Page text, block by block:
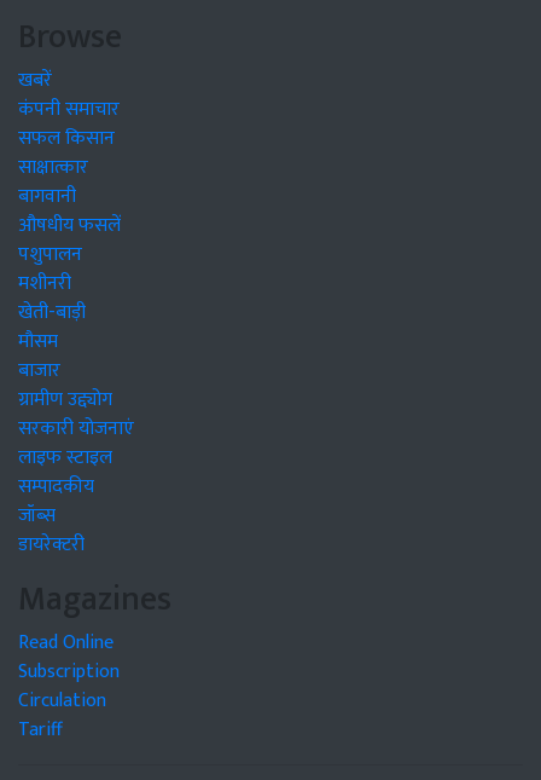
Browse
खबरें
कंपनी समाचार
सफल किसान
साक्षात्कार
बागवानी
औषधीय फसलें
पशुपालन
मशीनरी
खेती-बाड़ी
मौसम
बाजार
ग्रामीण उद्द्योग
सरकारी योजनाएं
लाइफ स्टाइल
सम्पादकीय
जॉब्स
डायरेक्टरी
Magazines
Read Online
Subscription
Circulation
Tariff